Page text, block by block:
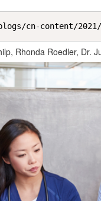
cn-content/
Rhonda Roedler, Dr.